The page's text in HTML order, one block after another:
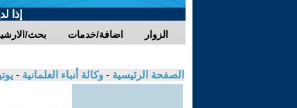
إذا
بحث/ اضافة/خدمات الزوار
الصفحة الرئيسية - وكالة أنباء العلمانية -